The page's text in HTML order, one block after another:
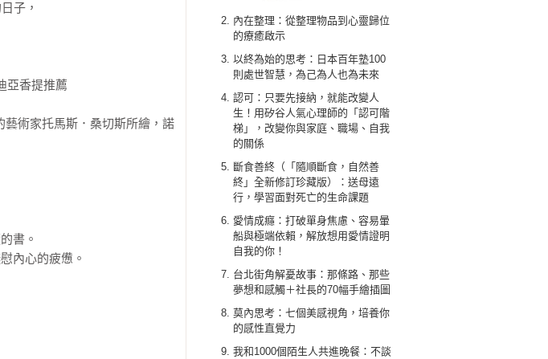
內在整理：從整理物品到心靈歸位
的療癒啟示
以終為始的思考：日本百年塾100
則處世智慧，為己為人也為未來
認可：只要先接納，就能改變人
生！用矽谷人氣心理師的「認可階
梯」，改變你與家庭、職場、自我
的關係
斷食善終（「隨順斷食，自然善
終」全新修訂珍藏版）：送母遠
行，學習面對死亡的生命課題
愛情成癮：打破單身焦慮、容易暈
船與極端依賴，解放想用愛情證明
自我的你！
台北街角解憂故事：那條路、那些
夢想和感觸＋社長的70幅手繪插圖
莫內思考：七個美感視角，培養你
的感性直覺力
我和1000個陌生人共進晚餐：不談
子，
亞香提推薦
術家托馬斯．桑切斯所繪，諾
書。
內心的疲憊。